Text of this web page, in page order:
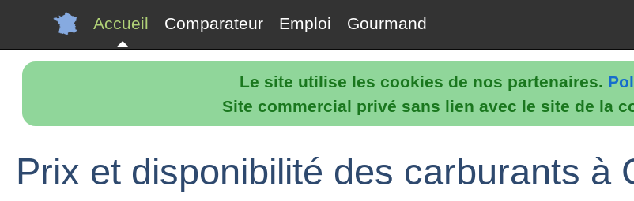
Le site utilise les cookies de nos partenaires.
Site commercial privé sans lien avec le site de la
Accueil Comparateur Emploi Gourmand
Prix et disponibilité des carburants à